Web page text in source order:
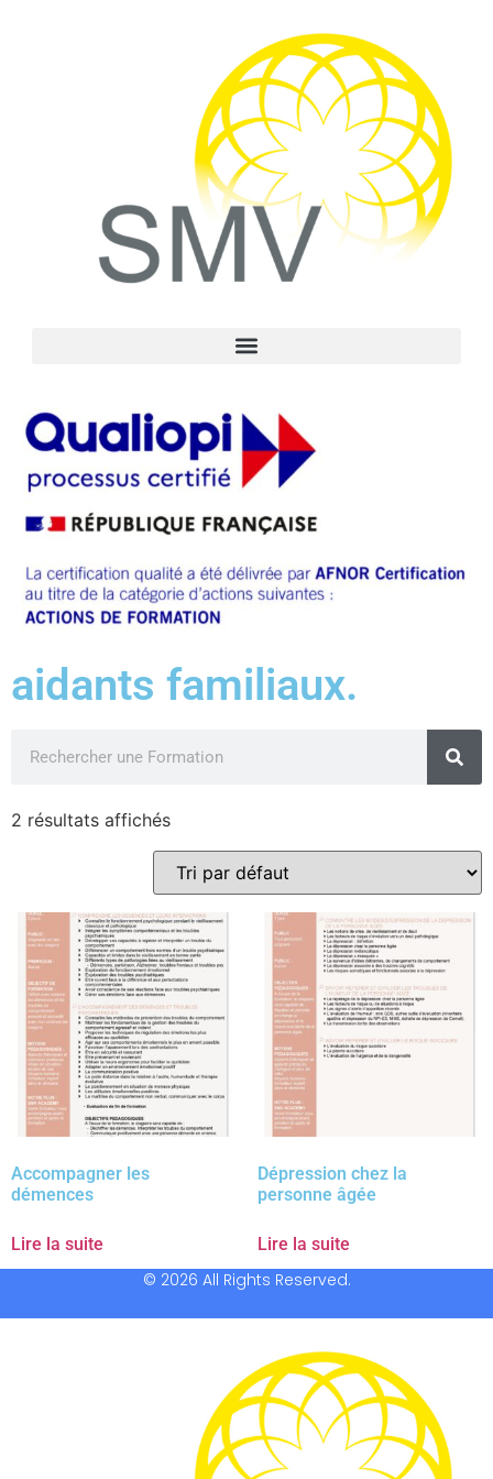
aidants familiaux.
2 résultats affichés
Accompagner les
démences
Lire la suite
Dépression chez la
personne âgée
Lire la suite
© 2026 All Rights Reserved.